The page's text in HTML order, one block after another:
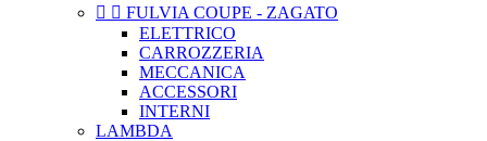
  FULVIA COUPE - ZAGATO
ELETTRICO
CARROZZERIA
MECCANICA
ACCESSORI
INTERNI
LAMBDA